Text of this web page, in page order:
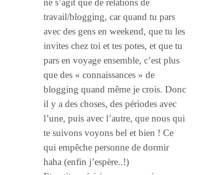
travail/blogging, car quand tu pars
avec des gens en weekend, que tu les
invites chez toi et tes potes, et que tu
pars en voyage ensemble, c’est plus
que des « connaissances » de
blogging quand même je crois. Donc
il y a des choses, des périodes avec
l’une, puis avec l’autre, que nous qui
te suivons voyons bel et bien ! Ce
qui empêche personne de dormir
haha (enfin j’espère..!)